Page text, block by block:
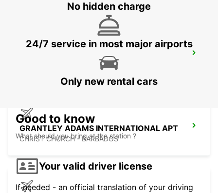
ST. MICHAEL STATION
SAINT MICHAEL - BARBADOS
GRANTLEY ADAMS INTERNATIONAL APT
CHRIST CHURCH - BARBADOS
No hidden charge
24/7 service in most major airports
Only new rental cars
Good to know
What should you bring at the station ?
Your valid driver license
If needed - an official translation of your driving